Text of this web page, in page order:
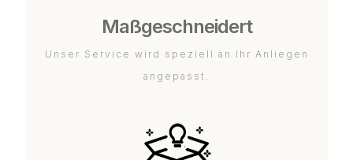
Maßgeschneidert
Unser Service wird speziell an Ihr Anliegen
angepasst.